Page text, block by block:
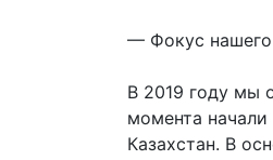
— Фокус нашего
В 2019 году мы
момента
Казахстан. В